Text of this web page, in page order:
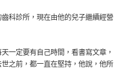
科診所，現在由他的兒子繼續經營
一定要有自己時間，看書寫文章，
之前，都一直在堅持，他說，他所